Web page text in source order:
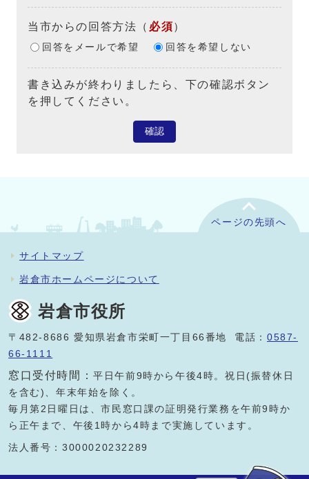
当市からの回答方法 （ 必須）
回答をメールで希望 回答を希望しない
書き込みが終わりましたら、下の確認ボタン
を押してください。
確認
ページの先頭へ
サイトマップ
岩倉市ホームページについて
岩倉市役所
〒482-8686 愛知県岩倉市栄町一丁目66番地 電話：0587-
66-1111
窓口受付時間：平日午前9時から午後4時。祝日(振替休日
を含む)、年末年始を除く。
毎月第2日曜日は、市民窓口課の証明発行業務を午前9時か
ら正午まで、午後1時から4時まで実施しています。
法人番号：3000020232289